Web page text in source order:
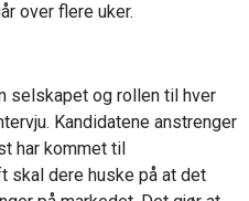
over flere uker.
selskapet og rollen til hver
Kandidatene anstrenger
har kommet til
skal dere huske på at det